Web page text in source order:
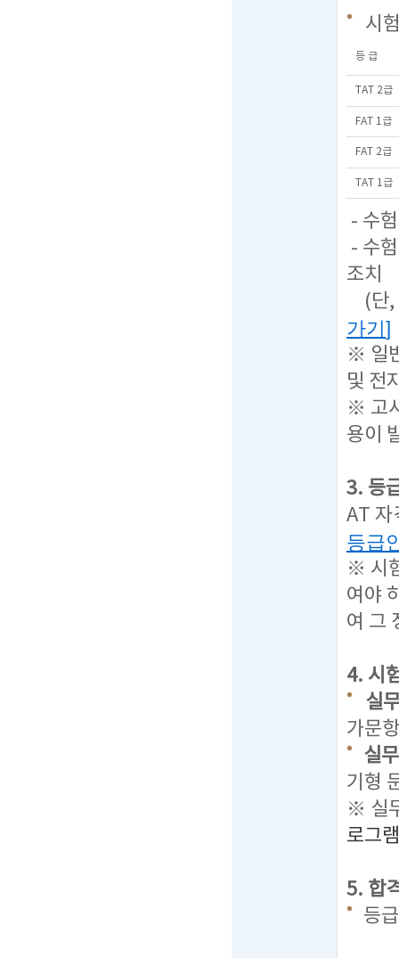
시
등 급
TAT 2급
FAT 1급
FAT 2급
TAT 1급
- 수
- 수
조치
(단,
가기]
※ 일
및 전
※ 고
용이
3. 등
AT 자
등급
※ 시
여야
여 그
4. 시
실
가문
실
기형
※ 실
로그램
5. 합
등